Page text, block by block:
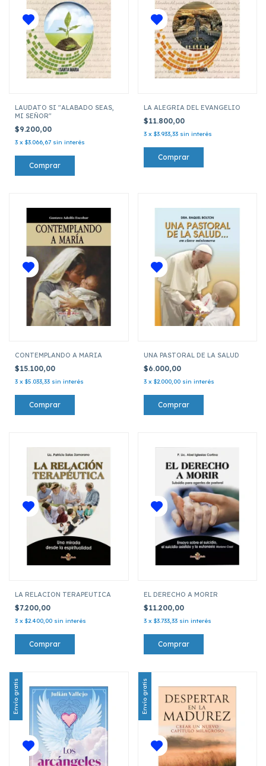
LAUDATO SI "ALABADO SEAS,
MI SEÑOR"
$9.200,00
3 x $3.066,67 sin interés
LA ALEGRIA DEL EVANGELIO
$11.800,00
3 x $3.933,33 sin interés
CONTEMPLANDO A MARIA
$15.100,00
3 x $5.033,33 sin interés
UNA PASTORAL DE LA SALUD
$6.000,00
3 x $2.000,00 sin interés
LA RELACION TERAPEUTICA
$7.200,00
3 x $2.400,00 sin interés
EL DERECHO A MORIR
$11.200,00
3 x $3.733,33 sin interés
Envío gratis Envío gratis